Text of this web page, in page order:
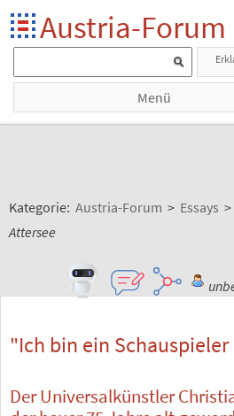
Austria-Forum
Menü
Kategorie: Austria-Forum > Essays >
Attersee
"Ich bin ein
Der Universalkünstler